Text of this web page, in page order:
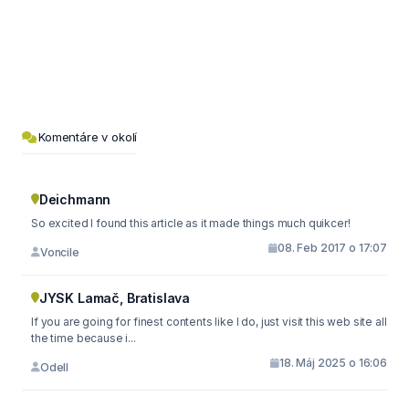
Komentáre v okolí
Deichmann
So excited I found this article as it made things much quikcer!
Voncile 08. Feb 2017 o 17:07
JYSK Lamač, Bratislava
If you are going for finest contents like I do, just visit this web site all
the time because i...
Odell 18. Máj 2025 o 16:06